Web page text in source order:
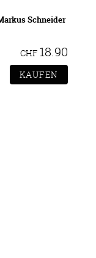
Schneider
CHF 18.90